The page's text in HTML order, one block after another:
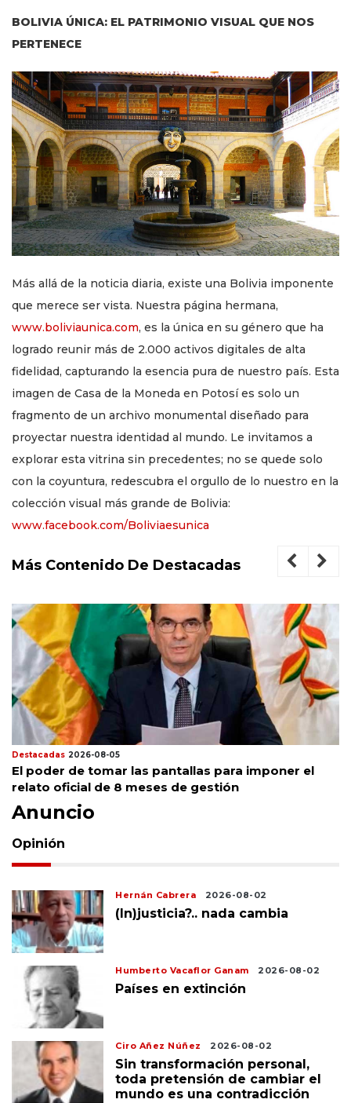
BOLIVIA ÚNICA: EL PATRIMONIO VISUAL QUE NOS
PERTENECE
Más allá de la noticia diaria, existe una Bolivia imponente
que merece ser vista. Nuestra página hermana,
www.boliviaunica.com, es la única en su género que ha
logrado reunir más de 2.000 activos digitales de alta
fidelidad, capturando la esencia pura de nuestro país. Esta
imagen de Casa de la Moneda en Potosí es solo un
fragmento de un archivo monumental diseñado para
proyectar nuestra identidad al mundo. Le invitamos a
explorar esta vitrina sin precedentes; no se quede solo
con la coyuntura, redescubra el orgullo de lo nuestro en la
colección visual más grande de Bolivia:
www.facebook.com/Boliviaesunica
Más Contenido De Destacadas
Destacadas 2026-08-05
El poder de tomar las pantallas para imponer el
relato oficial de 8 meses de gestión
Anuncio
Opinión
Hernán Cabrera 2026-08-02
(In)justicia?.. nada cambia
Humberto Vacaflor Ganam 2026-08-02
Países en extinción
Ciro Añez Núñez 2026-08-02
Sin transformación personal,
toda pretensión de cambiar el
mundo es una contradicción